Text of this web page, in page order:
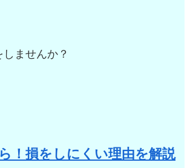
ませんか？
！損をしにくい理由を解説